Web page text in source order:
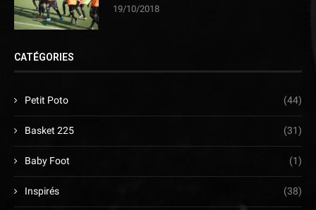
19/10/2018
CATÉGORIES
Petit Poto (44)
Basket 225 (31)
Baby Foot (1)
Inspirés (38)